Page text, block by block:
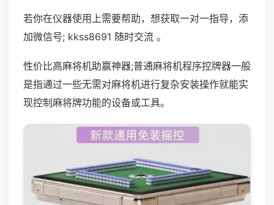
若你在仪器使用上需要帮助，想获取一对一指导，添
加微信号; kkss8691 随时交流 。
性价比高麻将机助赢神器;普通麻将机程序控牌器一般
是指通过一些无需对麻将机进行复杂安装操作就能实
现控制麻将牌功能的设备或工具。